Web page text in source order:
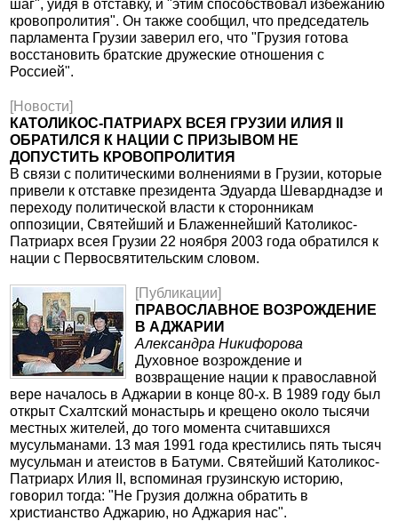
шаг", уйдя в отставку, и "этим способствовал избежанию
кровопролития". Он также сообщил, что председатель
парламента Грузии заверил его, что "Грузия готова
восстановить братские дружеские отношения с
Россией".
[Новости]
КАТОЛИКОС-ПАТРИАРХ ВСЕЯ ГРУЗИИ ИЛИЯ II
ОБРАТИЛСЯ К НАЦИИ С ПРИЗЫВОМ НЕ
ДОПУСТИТЬ КРОВОПРОЛИТИЯ
В связи с политическими волнениями в Грузии, которые
привели к отставке президента Эдуарда Шеварднадзе и
переходу политической власти к сторонникам
оппозиции, Святейший и Блаженнейший Католикос-
Патриарх всея Грузии 22 ноября 2003 года обратился к
нации с Первосвятительским словом.
[Публикации]
ПРАВОСЛАВНОЕ ВОЗРОЖДЕНИЕ
В АДЖАРИИ
Александра Никифорова
Духовное возрождение и
возвращение нации к православной
вере началось в Аджарии в конце 80-х. В 1989 году был
открыт Схалтский монастырь и крещено около тысячи
местных жителей, до того момента считавшихся
мусульманами. 13 мая 1991 года крестились пять тысяч
мусульман и атеистов в Батуми. Святейший Католикос-
Патриарх Илия II, вспоминая грузинскую историю,
говорил тогда: "Не Грузия должна обратить в
христианство Аджарию, но Аджария нас".